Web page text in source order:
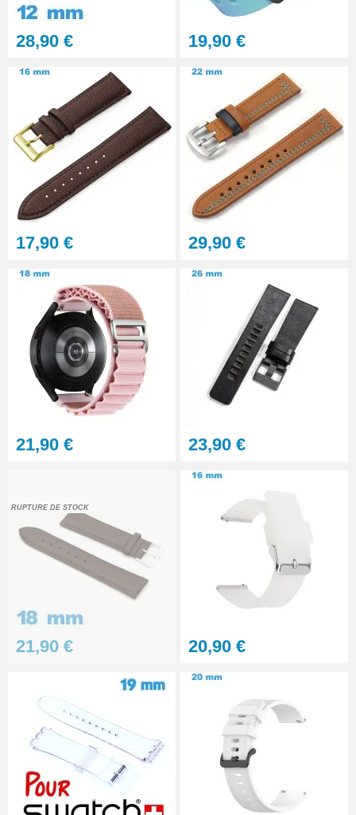
28,90 € 19,90 €
17,90 € 29,90 €
21,90 € 23,90 €
RUPTURE DE STOCK
21,90 € 20,90 €